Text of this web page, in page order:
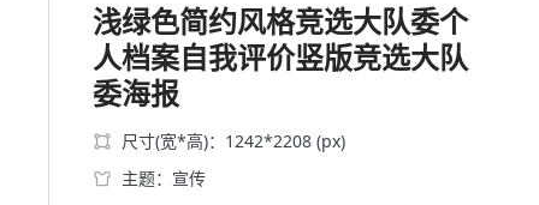
浅绿色简约风格竞选大队委个
人档案自我评价竖版竞选大队
委海报
尺寸(宽*高)：1242*2208 (px)
主题：宣传